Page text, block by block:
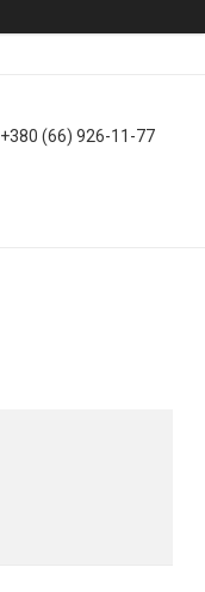
+380 (66) 926-11-77